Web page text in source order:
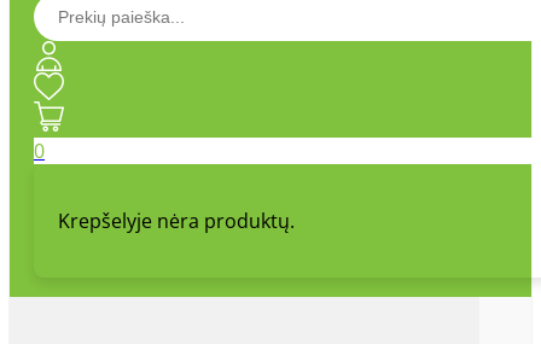
0
Krepšelyje nėra produktų.